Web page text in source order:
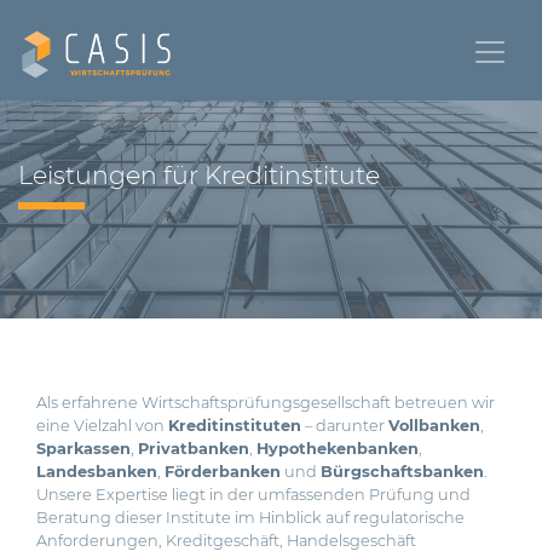
Leistungen für Kreditinstitute
Als erfahrene Wirtschaftsprüfungsgesellschaft betreuen wir
eine Vielzahl von Kreditinstituten – darunter Vollbanken,
Sparkassen, Privatbanken, Hypothekenbanken,
Landesbanken, Förderbanken und Bürgschaftsbanken.
Unsere Expertise liegt in der umfassenden Prüfung und
Beratung dieser Institute im Hinblick auf regulatorische
Anforderungen, Kreditgeschäft, Handelsgeschäft